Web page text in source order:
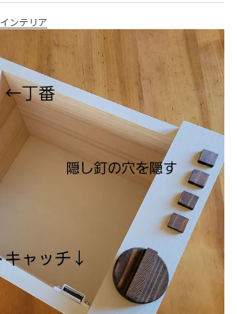
インテリア